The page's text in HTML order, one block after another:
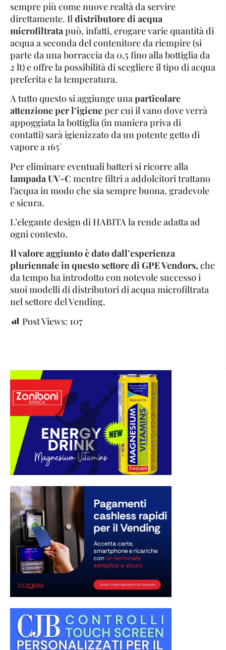
sempre più come nuove realtà da servire
direttamente. Il distributore di acqua
microfiltrata può, infatti, erogare varie quantità di
acqua a seconda del contenitore da riempire (si
parte da una borraccia da 0,5 fino alla bottiglia da
2 lt) e offre la possibilità di scegliere il tipo di acqua
preferita e la temperatura.
A tutto questo si aggiunge unaparticolare
attenzione per l’igieneper cui il vano dove verrà
appoggiata la bottiglia (in maniera priva di
contatti) sarà igienizzato da un potente getto di
vapore a 165°
Per eliminare eventuali batteri si ricorre alla
lampada UV-C mentre filtri a addolcitori trattano
l’acqua in modo che sia sempre buona, gradevole
e sicura.
L’elegante design di HABITA la rende adatta ad
ogni contesto.
Il valore aggiunto è dato dall’esperienza
pluriennale in questo settore di GPE Vendors, che
da tempo ha introdotto con notevole successo i
suoi modelli di distributori di acqua microfiltrata
nel settore del Vending.
Post Views: 107